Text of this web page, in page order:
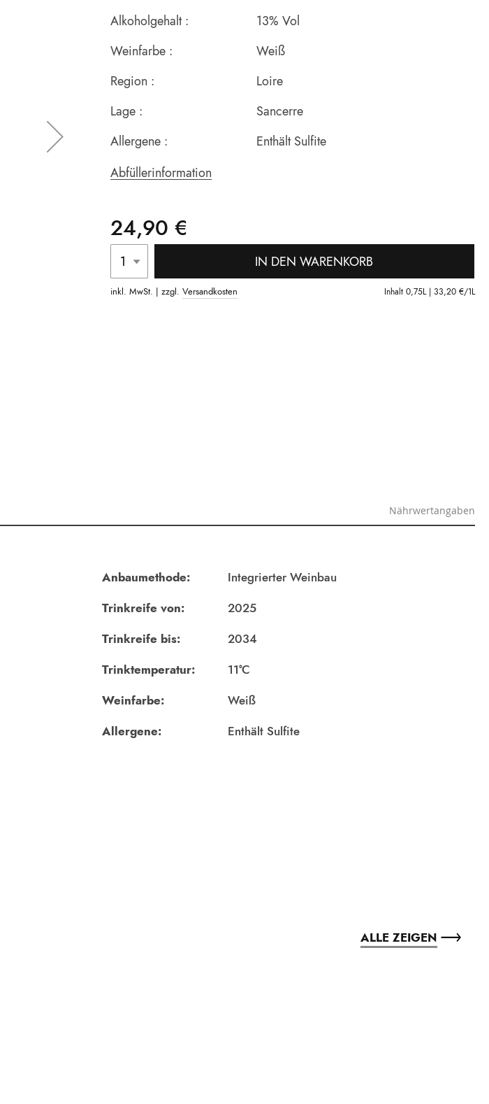
Alkoholgehalt :
13% Vol
Weinfarbe :
Weiß
Region :
Loire
Lage :
Sancerre
Allergene :
Enthält Sulfite
Abfüllerinformation
24,90 €
IN DEN WARENKORB
inkl. MwSt. | zzgl.Versandkosten Inhalt 0,75L | 33,20 €/1L
Nährwertangaben
Anbaumethode:
Integrierter Weinbau
Trinkreife von:
2025
Trinkreife bis:
2034
Trinktemperatur:
11°C
Weinfarbe:
Weiß
Allergene:
Enthält Sulfite
ALLE ZEIGEN